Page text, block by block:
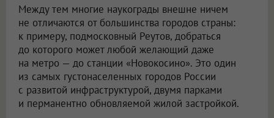
Между тем многие наукограды внешне ничем
не отличаются от большинства городов страны:
к примеру, подмосковный Реутов, добраться
до которого может любой желающий даже
на метро — до станции «Новокосино». Это один
из самых густонаселенных городов России
с развитой инфраструктурой, двумя парками
и перманентно обновляемой жилой застройкой.